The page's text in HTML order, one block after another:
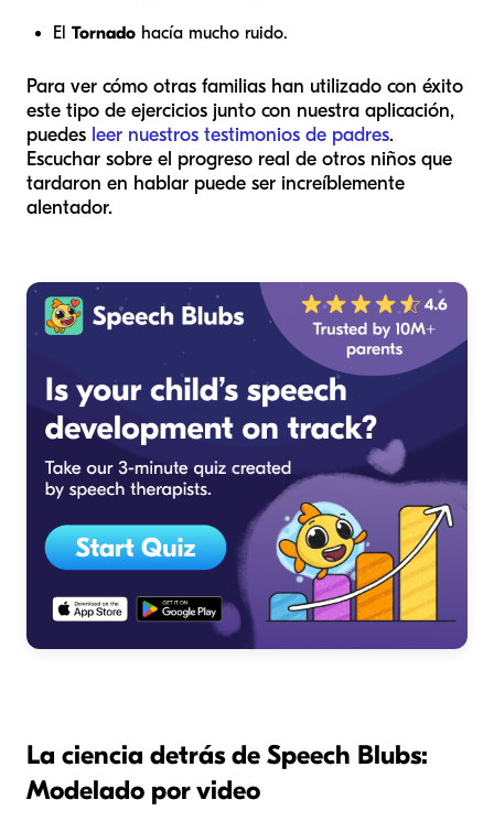
El Tornado hacía mucho ruido.
Para ver cómo otras familias han utilizado con éxito
este tipo de ejercicios junto con nuestra aplicación,
puedes leer nuestros testimonios de padres.
Escuchar sobre el progreso real de otros niños que
tardaron en hablar puede ser increíblemente
alentador.
La ciencia detrás de Speech Blubs:
Modelado por video